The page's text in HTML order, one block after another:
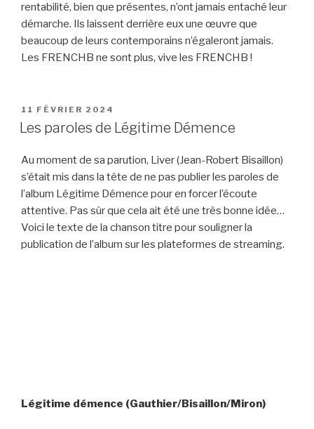
rentabilité, bien que présentes, n’ont jamais entaché leur
démarche. Ils laissent derrière eux une œuvre que
beaucoup de leurs contemporains n’égaleront jamais.
Les FRENCHB ne sont plus, vive les FRENCHB !
PUBLIÉ
LE
11 FÉVRIER 2024
Les paroles de Légitime Démence
Au moment de sa parution, Liver (Jean-Robert Bisaillon)
s’était mis dans la tête de ne pas publier les paroles de
l’album Légitime Démence pour en forcer l’écoute
attentive. Pas sûr que cela ait été une très bonne idée…
Voici le texte de la chanson titre pour souligner la
publication de l’album sur les plateformes de streaming.
Légitime démence ​​(Gauthier/Bisaillon/Miron)